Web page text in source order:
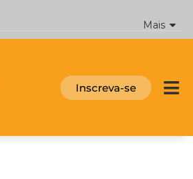
Mais
Inscreva-se